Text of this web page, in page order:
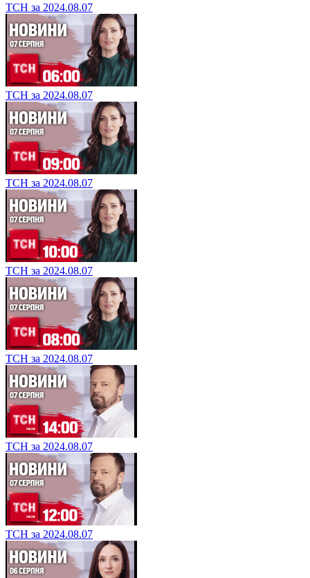
ТСН за 2024.08.07
ТСН за 2024.08.07
ТСН за 2024.08.07
ТСН за 2024.08.07
ТСН за 2024.08.07
ТСН за 2024.08.07
ТСН за 2024.08.07